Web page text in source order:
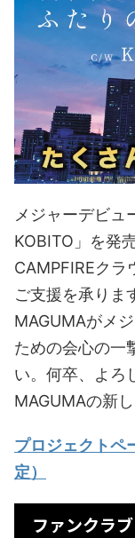
メジャーデビュ
KOBITO」を発
CAMPFIREクラ
ご支援を承りま
MAGUMAがメ
ための会心の一
い。何卒、よろ
MAGUMAの新
プロジェクトペ
定）
ファンクラ